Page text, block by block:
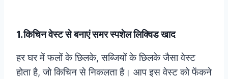
1.किचिन वेस्ट से बनाएं समर स्पशेल लिक्विड खाद
हर घर में फलों के छिलके, सब्जियों के छिलके जैसा वेस्ट
होता है, जो किचिन से निकलता है। आप इस वेस्ट को फेंकने